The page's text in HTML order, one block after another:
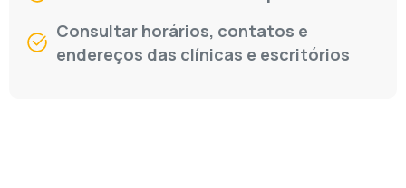
Consultar horários, contatos e
endereços das clínicas e escritórios